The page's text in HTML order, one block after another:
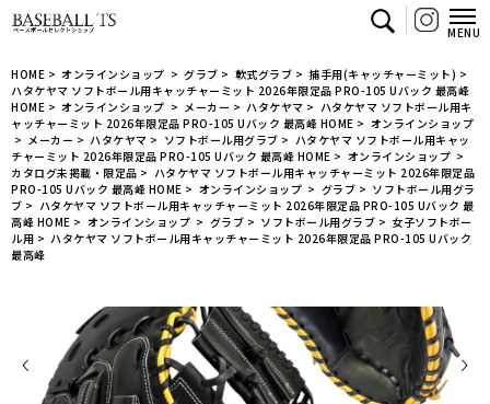
【BASEBALL TS/商品詳細ページ】ベースボール
HOME > オンラインショップ > グラブ > 軟式グラブ > 捕手用(キャッチャーミット) >
ハタケヤマ ソフトボール用キャッチャーミット 2026年限定品 PRO-105 Uバック 最高峰
HOME > オンラインショップ > メーカー > ハタケヤマ > ハタケヤマ ソフトボール用キ
ャッチャーミット 2026年限定品 PRO-105 Uバック 最高峰 HOME > オンラインショップ
> メーカー > ハタケヤマ > ソフトボール用グラブ > ハタケヤマ ソフトボール用キャッ
チャーミット 2026年限定品 PRO-105 Uバック 最高峰 HOME > オンラインショップ >
カタログ未掲載・限定品 > ハタケヤマ ソフトボール用キャッチャーミット 2026年限定品
PRO-105 Uバック 最高峰 HOME > オンラインショップ > グラブ > ソフトボール用グラ
ブ > ハタケヤマ ソフトボール用キャッチャーミット 2026年限定品 PRO-105 Uバック 最
高峰 HOME > オンラインショップ > グラブ > ソフトボール用グラブ > 女子ソフトボー
ル用 > ハタケヤマ ソフトボール用キャッチャーミット 2026年限定品 PRO-105 Uバック
最高峰
Prev